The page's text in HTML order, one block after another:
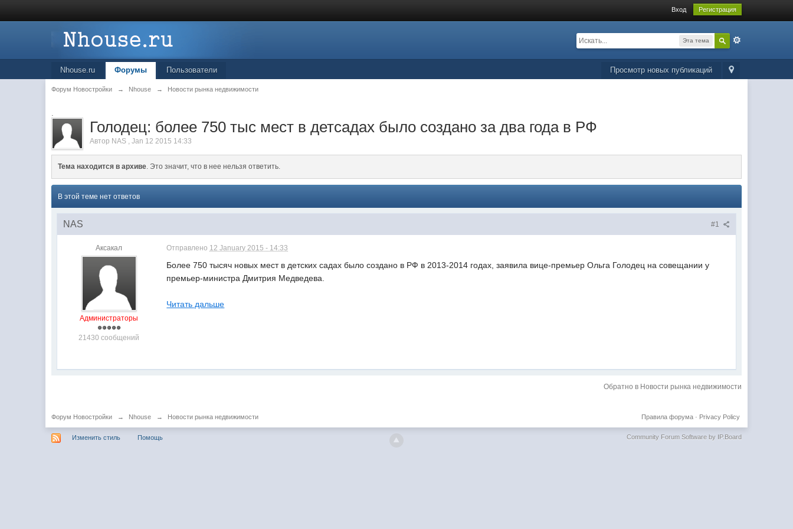
Вход Регистрация
Эта тема
Просмотр новых публикаций
Nhouse.ru Форумы Пользователи
Форум Новостройки → Nhouse → Новости рынка недвижимости
.
Голодец: более 750 тыс мест в детсадах было создано за два года в РФ
Автор NAS ,Jan 12 2015 14:33
Тема находится в архиве. Это значит, что в нее нельзя ответить.
В этой теме нет ответов
#1
NAS
Аксакал
Администраторы
21430 сообщений
Отправлено 12 January 2015 - 14:33
Более 750 тысяч новых мест в детских садах было создано в РФ в 2013-2014 годах, заявила вице-премьер Ольга Голодец на совещании у
премьер-министра Дмитрия Медведева.
Читать дальше
Обратно в Новости рынка недвижимости
Форум Новостройки → Nhouse → Новости рынка недвижимости Privacy Policy
Правила форума·
Изменить стиль Помощь Community Forum Software by IP.Board